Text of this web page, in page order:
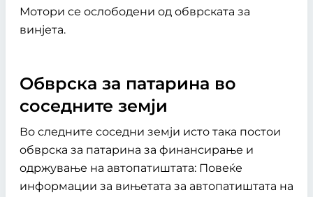
Мотори се ослободени од обврската за
винјета.
Обврска за патарина во
соседните земји
Во следните соседни земји исто така постои
обврска за патарина за финансирање и
одржување на автопатиштата: Повеќе
информации за вињетата за автопатиштата на